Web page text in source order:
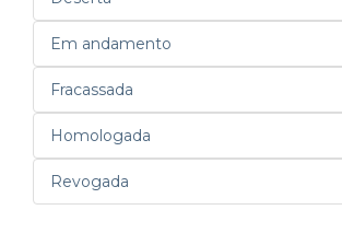
Em andamento
Fracassada
Homologada
Revogada